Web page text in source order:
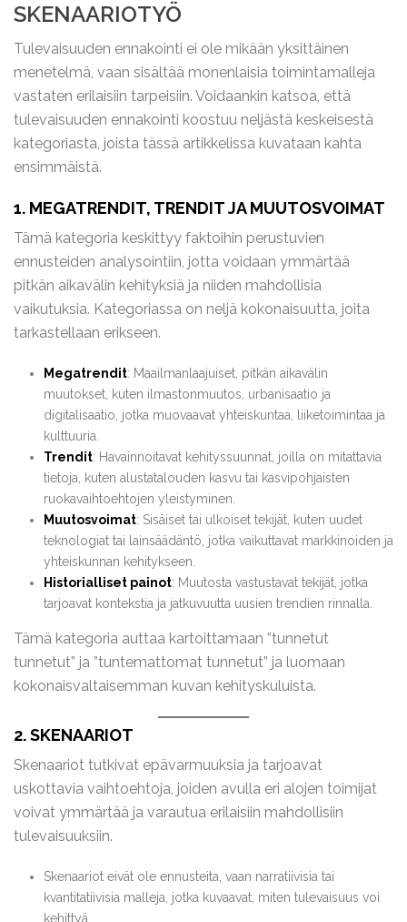
SKENAARIOTYÖ
Tulevaisuuden ennakointi ei ole mikään yksittäinen
menetelmä, vaan sisältää monenlaisia toimintamalleja
vastaten erilaisiin tarpeisiin. Voidaankin katsoa, että
tulevaisuuden ennakointi koostuu neljästä keskeisestä
kategoriasta, joista tässä artikkelissa kuvataan kahta
ensimmäistä.
1. MEGATRENDIT, TRENDIT JA MUUTOSVOIMAT
Tämä kategoria keskittyy faktoihin perustuvien
ennusteiden analysointiin, jotta voidaan ymmärtää
pitkän aikavälin kehityksiä ja niiden mahdollisia
vaikutuksia. Kategoriassa on neljä kokonaisuutta, joita
tarkastellaan erikseen.
Megatrendit: Maailmanlaajuiset, pitkän aikavälin
muutokset, kuten ilmastonmuutos, urbanisaatio ja
digitalisaatio, jotka muovaavat yhteiskuntaa, liiketoimintaa ja
kulttuuria.
Trendit: Havainnoitavat kehityssuunnat, joilla on mitattavia
tietoja, kuten alustatalouden kasvu tai kasvipohjaisten
ruokavaihtoehtojen yleistyminen.
Muutosvoimat: Sisäiset tai ulkoiset tekijät, kuten uudet
teknologiat tai lainsäädäntö, jotka vaikuttavat markkinoiden ja
yhteiskunnan kehitykseen.
Historialliset painot: Muutosta vastustavat tekijät, jotka
tarjoavat kontekstia ja jatkuvuutta uusien trendien rinnalla.
Tämä kategoria auttaa kartoittamaan ”tunnetut
tunnetut” ja ”tuntemattomat tunnetut” ja luomaan
kokonaisvaltaisemman kuvan kehityskuluista.
2. SKENAARIOT
Skenaariot tutkivat epävarmuuksia ja tarjoavat
uskottavia vaihtoehtoja, joiden avulla eri alojen toimijat
voivat ymmärtää ja varautua erilaisiin mahdollisiin
tulevaisuuksiin.
Skenaariot eivät ole ennusteita, vaan narratiivisia tai
kvantitatiivisia malleja, jotka kuvaavat, miten tulevaisuus voi
kehittyä.